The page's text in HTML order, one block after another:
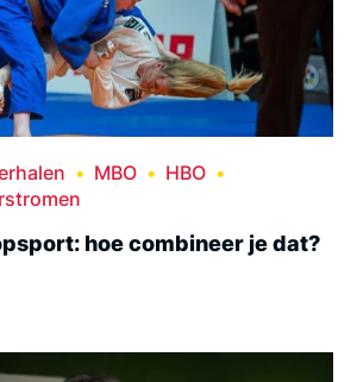
MBO
HBO
hoe combineer je dat?